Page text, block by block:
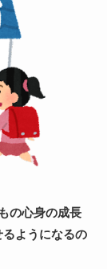
の心身の成長
ようになるの